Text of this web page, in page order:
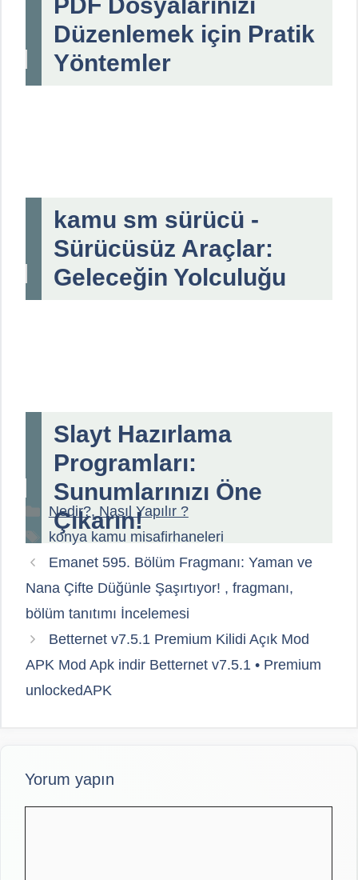
PDF Dosyalarınızı
Düzenlemek için Pratik
Yöntemler
kamu sm sürücü -
Sürücüsüz Araçlar:
Geleceğin Yolculuğu
Slayt Hazırlama
Programları:
Sunumlarınızı Öne
Çıkarın!
Kategoriler
Nedir?, Nasıl Yapılır ?
Etiketler
konya kamu misafirhaneleri
Emanet 595. Bölüm Fragmanı: Yaman ve
Nana Çifte Düğünle Şaşırtıyor! , fragmanı,
bölüm tanıtımı İncelemesi
Betternet v7.5.1 Premium Kilidi Açık Mod
APK Mod Apk indir Betternet v7.5.1 • Premium
unlockedAPK
Yorum yapın